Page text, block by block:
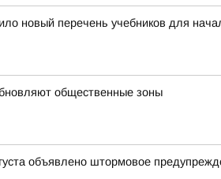
новый перечень учебников для
общественные зоны
объявлено штормовое